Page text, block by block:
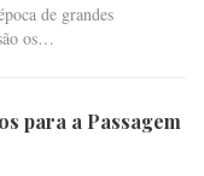
de grandes
os…
para a Passagem